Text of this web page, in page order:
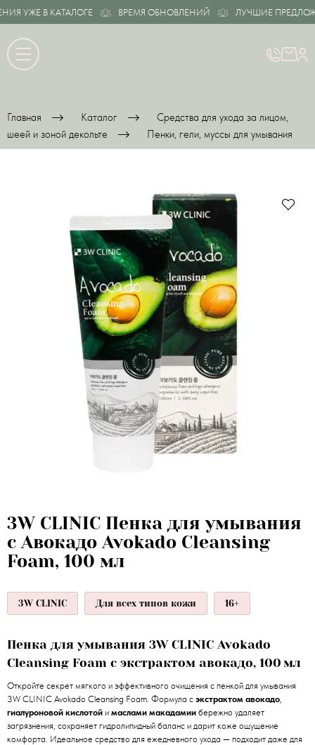
УЖЕ В КАТАЛОГЕ ВРЕМЯ ОБНОВЛЕНИЙ ЛУЧШИЕ
Главная Каталог
Средства для ухода за лицом,
шеей и зоной декольте
Пенки, гели, муссы для умывания
3W CLINIC Пенка для умывания
с Авокадо Avokado Cleansing
Foam, 100 мл
3W CLINIC Для всех типов кожи 16+
Пенка для умывания 3W CLINIC Avokado
Cleansing Foam с экстрактом авокадо, 100 мл
Откройте секрет мягкого и эффективного очищения с пенкой для умывания
3W CLINIC Avokado Cleansing Foam. Формула с экстрактом авокадо,
гиалуроновой кислотой и маслами макадамии бережно удаляет
загрязнения, сохраняет гидролипидный баланс и дарит коже ощущение
комфорта. Идеальное средство для ежедневного ухода — подходит даже для